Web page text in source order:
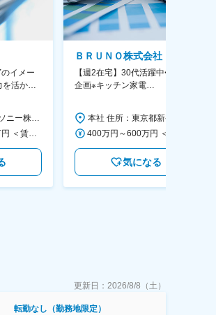
イメー
を活か
＜勤務地詳細1＞ ソニー株式会社 住所：神奈川県横浜市西区みなとみらい5-1-1 受動喫煙対策：屋内全面禁煙 ＜勤務地詳細2＞ ソニーシティ大崎 住所：東京都品川区大崎2-10-1 勤務地最寄駅：JR線／大崎駅 受動喫煙対策：屋内全面禁煙 変更の範囲：会社の定める事業所（リモートワーク含む）
600万円～1,200万円 ＜賃金形態＞ 月給制 ＜賃金内訳＞ 月額（基本給）：350,000円～500,000円 ＜月給＞ 350,000円～500,000円 ＜昇給有無＞ 有 ＜残業手当＞ 有 ＜給与補足＞ ※年収は経験や能力を考慮の上、当社規定により決定します。 賃金はあくまでも目安の金額であり、選考を通じて上下する可能性があります。 月給(月額)は固定手当を含めた表記です。
ＢＲＵＮＯ株式会社
【週2在宅】30代活躍中◆商品
企画※キッチン家電
画～調達／働き方◎
気になる
更新日： 2026/8/8（土）
転勤なし（勤務地限定）